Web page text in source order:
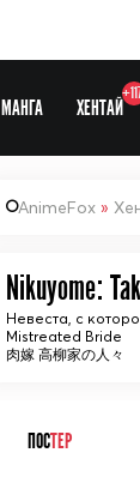
МАНГА ХЕНТАЙ
AnimeFox »
Nikuyome:
Невеста, с
Mistreated Bride
肉嫁 高柳家の人々
ПОСТЕР